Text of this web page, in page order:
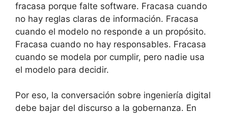
fracasa porque falte software. Fracasa cuando
no hay reglas claras de información. Fracasa
cuando el modelo no responde a un propósito.
Fracasa cuando no hay responsables. Fracasa
cuando se modela por cumplir, pero nadie usa
el modelo para decidir.
Por eso, la conversación sobre ingeniería digital
debe bajar del discurso a la gobernanza. En